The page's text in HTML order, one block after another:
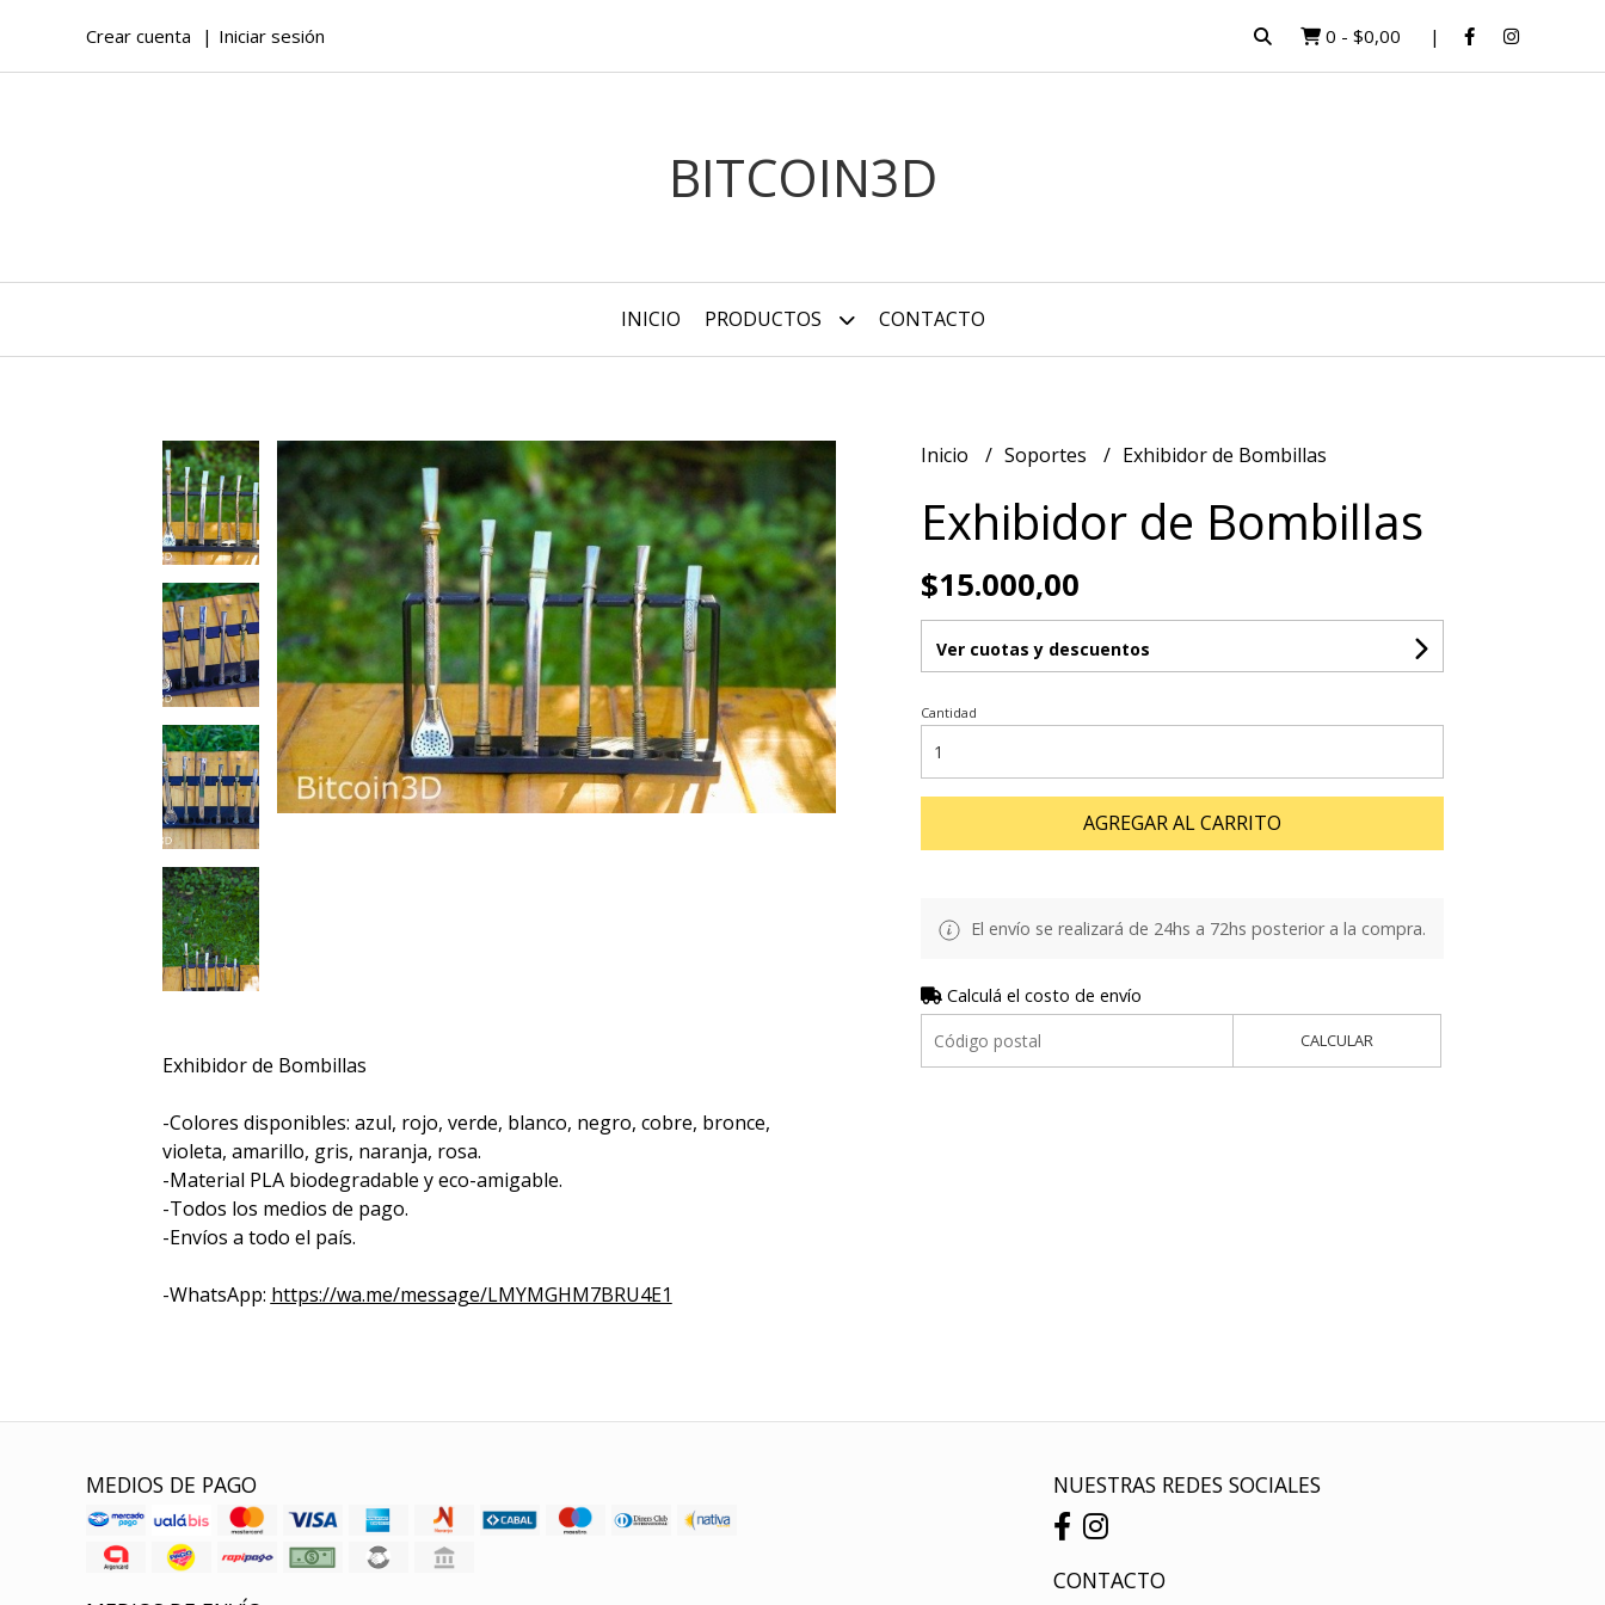
Crear cuenta Iniciar sesión 0 - $0,00
BITCOIN3D
INICIO PRODUCTOS CONTACTO
Exhibidor de Bombillas
-Colores disponibles: azul, rojo, verde, blanco, negro, cobre, bronce,
violeta, amarillo, gris, naranja, rosa.
-Material PLA biodegradable y eco-amigable.
-Todos los medios de pago.
-Envíos a todo el país.
-WhatsApp: https://wa.me/message/LMYMGHM7BRU4E1
Inicio Soportes Exhibidor de Bombillas
Exhibidor de Bombillas
$15.000,00
Ver cuotas y descuentos
Cantidad
AGREGAR AL CARRITO
El envío se realizará de 24hs a 72hs posterior a la compra.
Calculá el costo de envío
CALCULAR
MEDIOS DE PAGO NUESTRAS REDES SOCIALES
CONTACTO